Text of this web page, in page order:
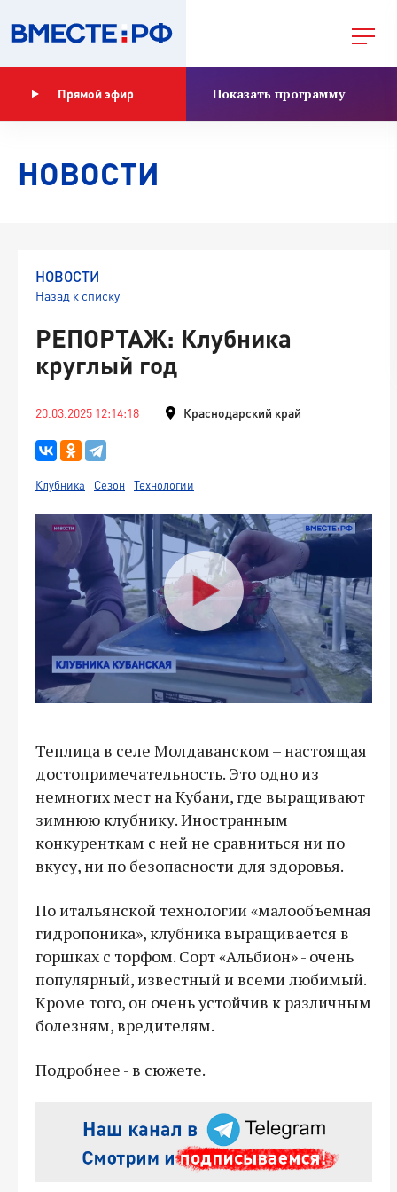
Прямой эфир Показать программу
НОВОСТИ
НОВОСТИ
Назад к списку
РЕПОРТАЖ: Клубника
круглый год
20.03.2025 12:14:18 Краснодарский край
Клубника Сезон Технологии
Теплица в селе Молдаванском – настоящая
достопримечательность. Это одно из
немногих мест на Кубани, где выращивают
зимнюю клубнику. Иностранным
конкуренткам с ней не сравниться ни по
вкусу, ни по безопасности для здоровья.
По итальянской технологии «малообъемная
гидропоника», клубника выращивается в
горшках с торфом. Сорт «Альбион» - очень
популярный, известный и всеми любимый.
Кроме того, он очень устойчив к различным
болезням, вредителям.
Подробнее - в сюжете.